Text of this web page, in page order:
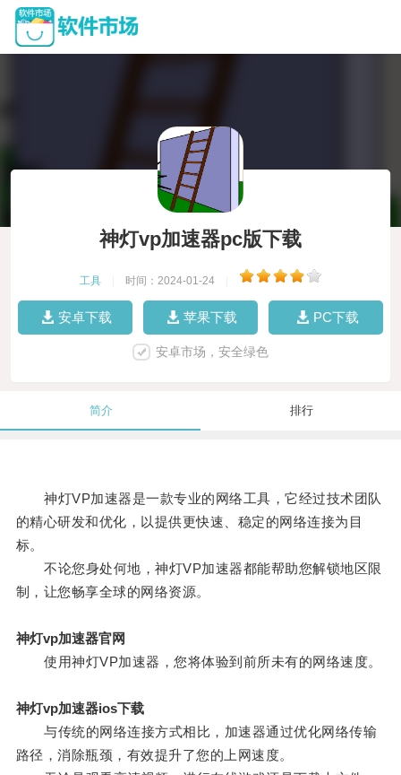
神灯vp加速器pc版下载
工具 时间：2024-01-24
安卓下载 苹果下载 PC下载
安卓市场，安全绿色
简介 排行
神灯VP加速器是一款专业的网络工具，它经过技术团队
的精心研发和优化，以提供更快速、稳定的网络连接为目
标。
不论您身处何地，神灯VP加速器都能帮助您解锁地区限
制，让您畅享全球的网络资源。
神灯vp加速器官网
使用神灯VP加速器，您将体验到前所未有的网络速度。
神灯vp加速器ios下载
与传统的网络连接方式相比，加速器通过优化网络传输
路径，消除瓶颈，有效提升了您的上网速度。